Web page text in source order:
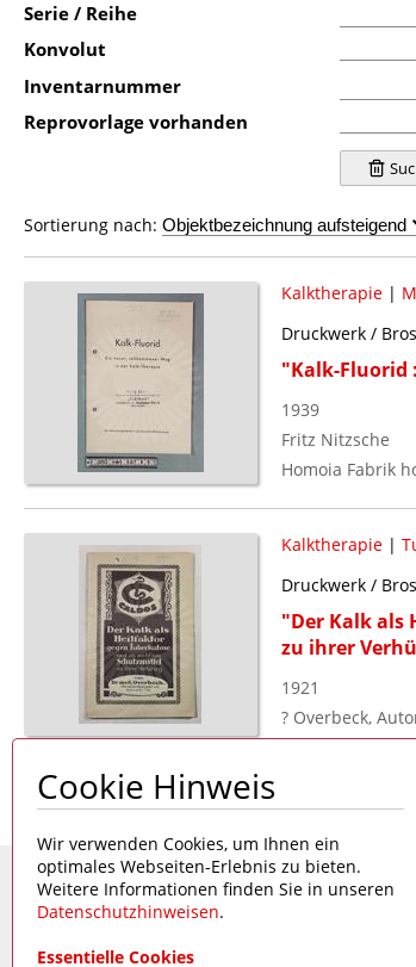
Serie / Reihe
Konvolut
Inventarnummer
Reprovorlage vorhanden
Sortierung nach:
Kalktherapie|
Druckwerk /
"Kalk-Fluorid
1939
Fritz Nitzsche
Homoia Fabrik
Kalktherapie|
Druckwerk /
"Der Kalk als
zu ihrer
1921
? Overbeck,
Seite 1 von 1
Cookie Hinweis
Wir verwenden Cookies, um Ihnen ein
optimales Webseiten-Erlebnis zu bieten.
Weitere Informationen finden Sie in unseren
Datenschutzhinweisen.
Essentielle Cookies